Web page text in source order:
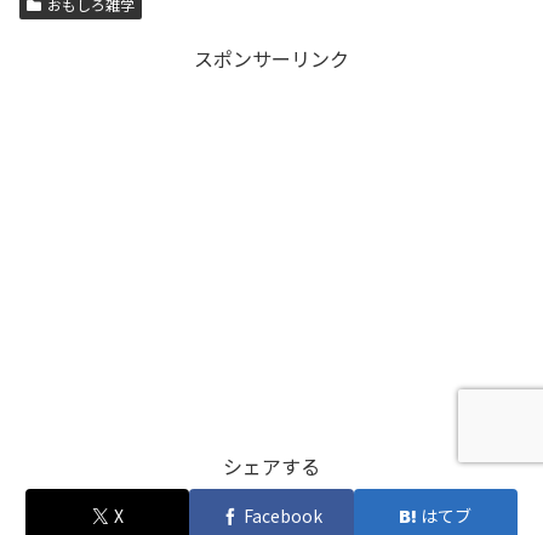
スポンサーリンク
シェアする
X Facebook はてブ